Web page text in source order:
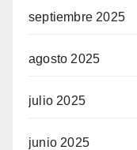
septiembre 2025
agosto 2025
julio 2025
junio 2025